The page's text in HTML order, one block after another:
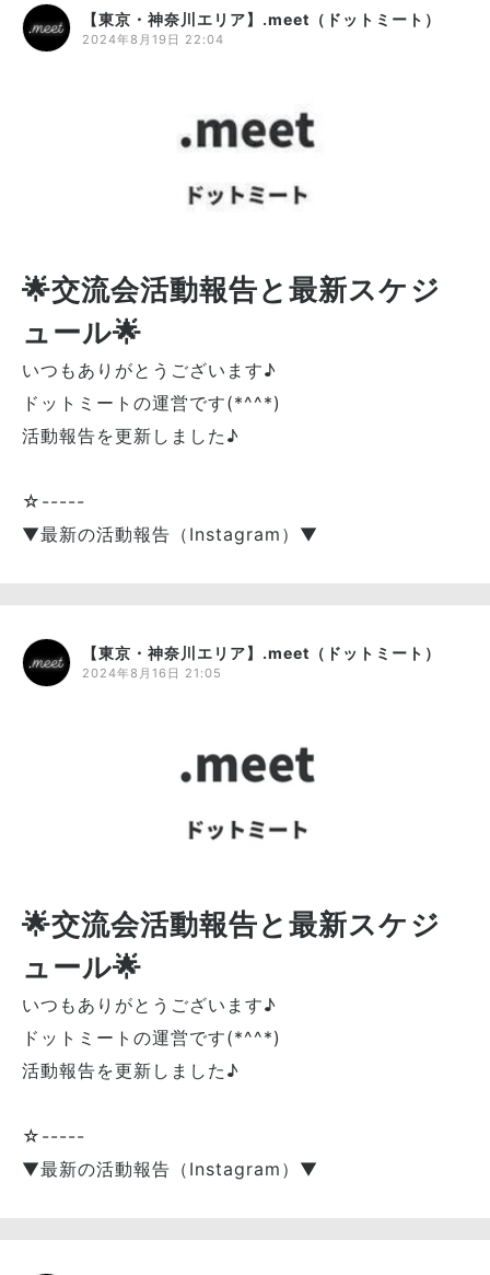
【東京・神奈川エリア】.meet（ドットミート）
2024年8月19日 22:04
🌟交流会活動報告と最新スケジ
ュール🌟
いつもありがとうございます♪
ドットミートの運営です(*^^*)
活動報告を更新しました♪
☆-----
▼最新の活動報告（Instagram）▼
【東京・神奈川エリア】.meet（ドットミート）
2024年8月16日 21:05
🌟交流会活動報告と最新スケジ
ュール🌟
いつもありがとうございます♪
ドットミートの運営です(*^^*)
活動報告を更新しました♪
☆-----
▼最新の活動報告（Instagram）▼